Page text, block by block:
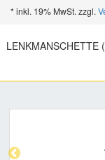
* inkl. 19% MwSt. zzgl.
LENKMANSCHETTE